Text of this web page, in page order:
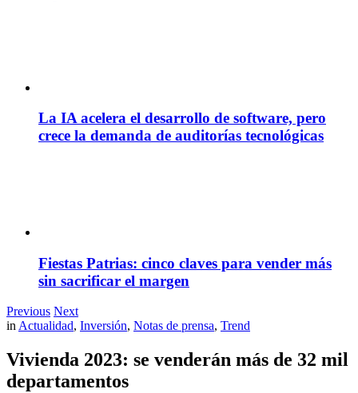
La IA acelera el desarrollo de software, pero
crece la demanda de auditorías tecnológicas
Fiestas Patrias: cinco claves para vender más
sin sacrificar el margen
Previous Next
inActualidad, Inversión, Notas de prensa, Trend
Vivienda 2023: se venderán más de 32 mil
departamentos